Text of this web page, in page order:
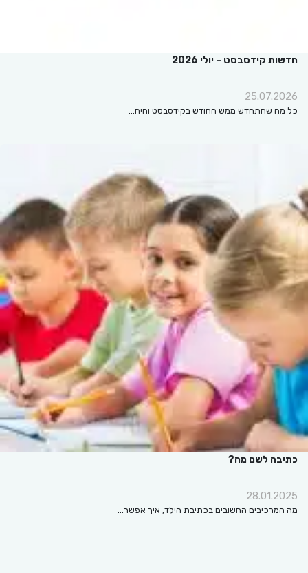
חדשות קידסבסט – יולי 2026
25.07.2026
כל מה שהתחדש ממש החודש בקידסבסט והיה…
כתיבה לשם מה?
28.01.2025
מה המרכיבים החשובים בכתיבת הילד, איך אפשר…